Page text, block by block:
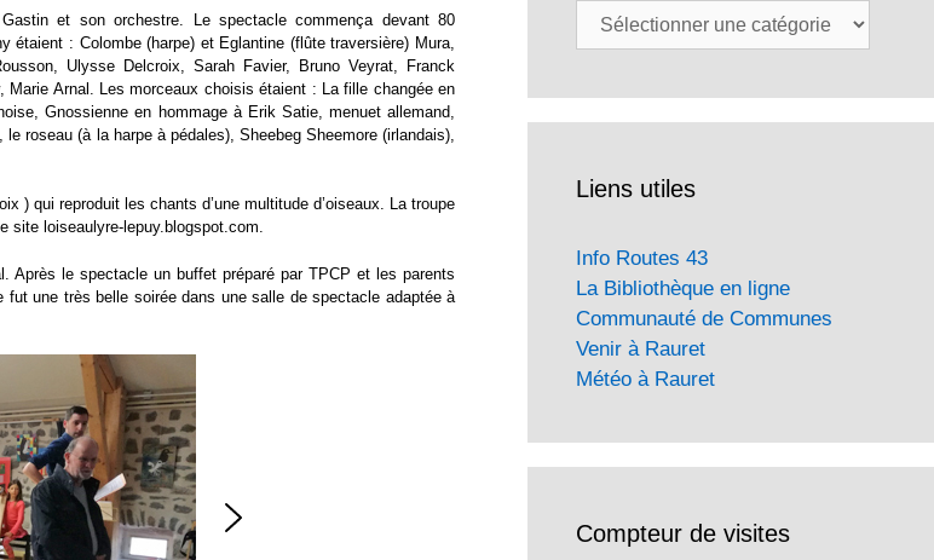
et son orchestre. Le spectacle commença devant 80
étaient : Colombe (harpe) et Eglantine (flûte traversière) Mura,
Ulysse Delcroix, Sarah Favier, Bruno Veyrat, Franck
Arnal. Les morceaux choisis étaient : La fille changée en
Gnossienne en hommage à Erik Satie, menuet allemand,
roseau (à la harpe à pédales), Sheebeg Sheemore (irlandais),
) qui reproduit les chants d’une multitude d’oiseaux. La troupe
site loiseaulyre-lepuy.blogspot.com.
Après le spectacle un buffet préparé par TPCP et les parents
une très belle soirée dans une salle de spectacle adaptée à
Catégories
Liens utiles
Info Routes 43
La Bibliothèque en ligne
Communauté de Communes
Venir à Rauret
Météo à Rauret
Compteur de visites